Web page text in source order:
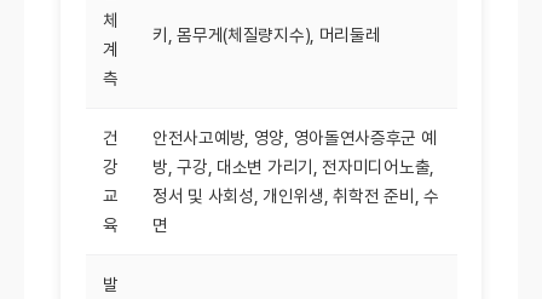
체
계
측
키, 몸무게(체질량지수), 머리둘레
건
강
교
육
안전사고예방, 영양, 영아돌연사증후군 예
방, 구강, 대소변 가리기, 전자미디어노출,
정서 및 사회성, 개인위생, 취학전 준비, 수
면
발